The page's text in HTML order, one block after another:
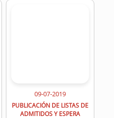
09-07-2019
PUBLICACIÓN DE LISTAS DE
ADMITIDOS Y ESPERA